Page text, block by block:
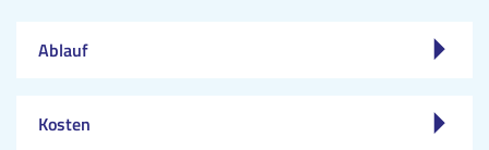
Ablauf
Kosten